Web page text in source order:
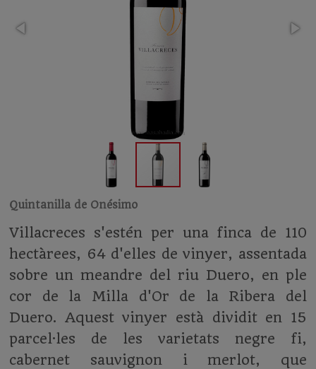
Quintanilla de Onésimo
Villacreces s'estén per una finca de 110
hectàrees, 64 d'elles de vinyer, assentada
sobre un meandre del riu Duero, en ple
cor de la Milla d'Or de la Ribera del
Duero. Aquest vinyer està dividit en 15
parcel·les de les varietats negre fi,
cabernet sauvignon i merlot, que